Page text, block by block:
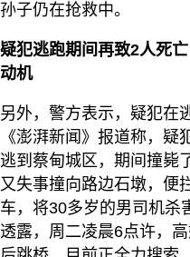
孙子仍在抢救中。
疑犯逃跑期间再致2人死
动机
另外，警方表示，疑犯在
《澎湃新闻》报道称，疑
逃到蔡甸城区，期间撞毙
又失事撞向路边石墩，便
车，将30多岁的男司机杀
透露，周二凌晨6点许，